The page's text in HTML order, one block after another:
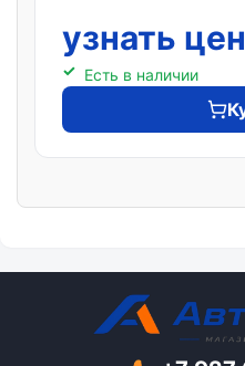
узнать
Есть в наличии